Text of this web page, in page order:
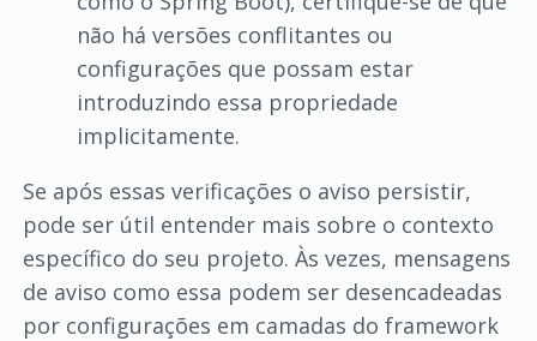
não há versões conflitantes ou
configurações que possam estar
introduzindo essa propriedade
implicitamente.
Se após essas verificações o aviso persistir,
pode ser útil entender mais sobre o contexto
específico do seu projeto. Às vezes, mensagens
de aviso como essa podem ser desencadeadas
por configurações em camadas do framework